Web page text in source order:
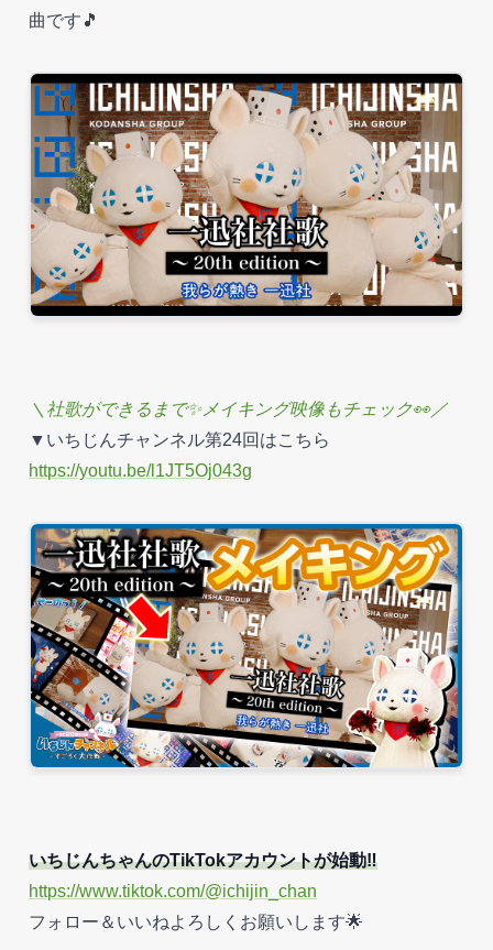
曲です🎵
＼社歌ができるまで✨メイキング映像もチェック👀／
▼いちじんチャンネル第24回はこちら
https://youtu.be/l1JT5Oj043g
いちじんちゃんのTikTokアカウントが始動‼️
https://www.tiktok.com/@ichijin_chan
フォロー＆いいねよろしくお願いします🌟